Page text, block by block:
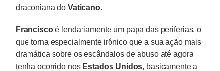
draconiana doVaticano.
Francisco é lendariamente um papa das periferias, o
que torna especialmente irônico que a sua ação mais
dramática sobre os escândalos de abuso até agora
tenha ocorrido nos Estados Unidos, basicamente a